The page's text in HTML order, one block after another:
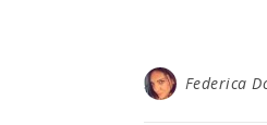
Federica